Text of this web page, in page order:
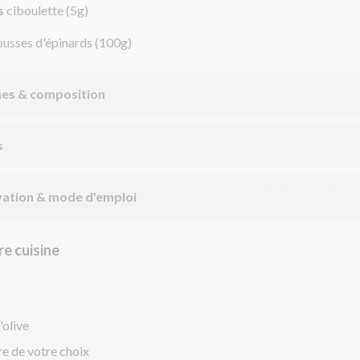
ciboulette (5g)
d'épinards (100g)
& composition
& mode d'emploi
cuisine
de votre choix